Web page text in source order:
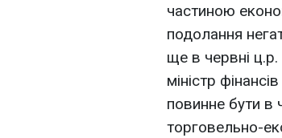
частиною
подолання
ще в червні ц.р.
міністр
повинне бути в
торговельно-